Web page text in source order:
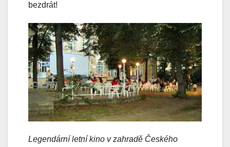
bezdrát!
Legendární letní kino v zahradě Českého